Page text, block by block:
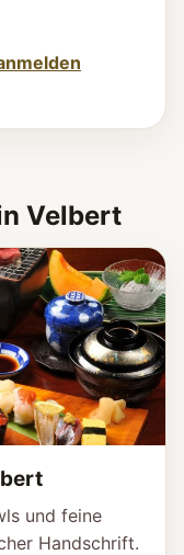
Velbert
und feine
Handschrift.